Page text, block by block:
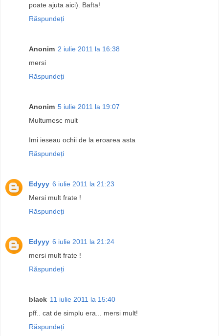
poate ajuta aici). Bafta!
Răspundeți
Anonim 2 iulie 2011 la 16:38
mersi
Răspundeți
Anonim 5 iulie 2011 la 19:07
Multumesc mult
Imi ieseau ochii de la eroarea asta
Răspundeți
Edyyy 6 iulie 2011 la 21:23
Mersi mult frate !
Răspundeți
Edyyy 6 iulie 2011 la 21:24
mersi mult frate !
Răspundeți
black 11 iulie 2011 la 15:40
pff.. cat de simplu era... mersi mult!
Răspundeți